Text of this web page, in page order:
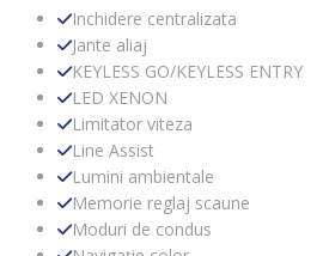
Inchidere centralizata
Jante aliaj
KEYLESS GO/KEYLESS ENTRY
LED XENON
Limitator viteza
Line Assist
Lumini ambientale
Memorie reglaj scaune
Moduri de condus